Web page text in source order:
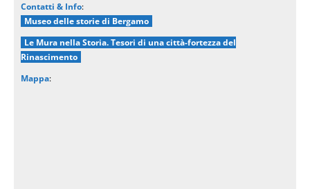
Contatti & Info:
Museo delle storie di Bergamo
Le Mura nella Storia. Tesori di una città-fortezza del
Rinascimento
Mappa: